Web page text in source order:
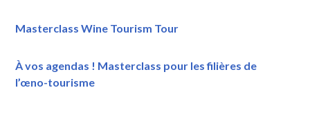
Masterclass Wine Tourism Tour
À vos agendas ! Masterclass pour les filières de
l’œno-tourisme